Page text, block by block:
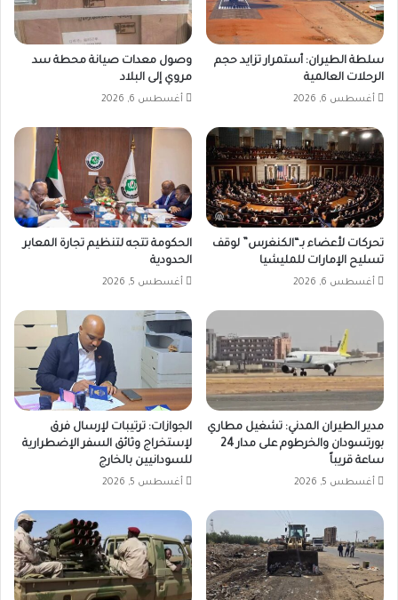
سلطة الطيران: أستمرار تزايد حجم
الرحلات العالمية
أغسطس 6, 2026
وصول معدات صيانة محطة سد
مروي إلى البلاد
أغسطس 6, 2026
تحركات لأعضاء بـ“الكنغرس” لوقف
تسليح الإمارات للمليشيا
أغسطس 6, 2026
الحكومة تتجه لتنظيم تجارة المعابر
الحدودية
أغسطس 5, 2026
مدير الطيران المدني: تشغيل مطاري
بورتسودان والخرطوم على مدار 24
ساعة قريباً
أغسطس 5, 2026
الجوازات: ترتيبات لإرسال فرق
لإستخراج وثائق السفر الإضطرارية
للسودانيين بالخارج
أغسطس 5, 2026